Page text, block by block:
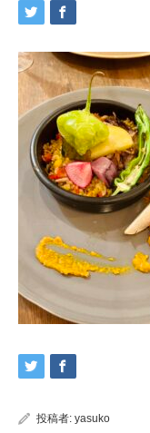
投稿者: yasuko